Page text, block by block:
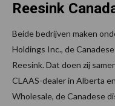
Reesink
Beide bedrijven maken
Holdings Inc., de
Reesink. Dat doen zij
CLAAS-dealer in Alberta
Wholesale, de Canadese